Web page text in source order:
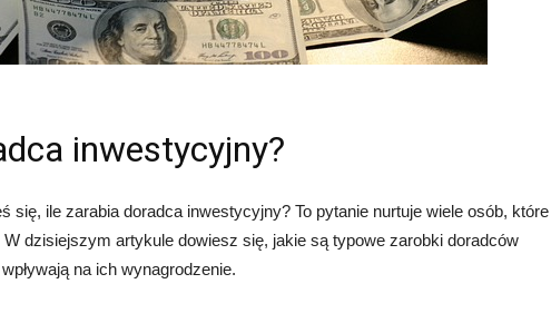
inwestycyjny?
się, ile zarabia doradca inwestycyjny? To pytanie nurtuje wiele osób, które
dzisiejszym artykule dowiesz się, jakie są typowe zarobki doradców
na ich wynagrodzenie.